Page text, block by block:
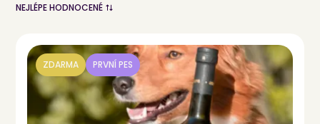
NEJLÉPE HODNOCENÉ
ZDARMA PRVNÍ PES